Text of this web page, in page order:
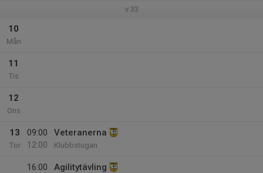
v.33
10
Mån
11
Tis
12
Ons
13
Tor
09:00
12:00
Veteranerna
Klubbstugan
16:00
Agilitytävling